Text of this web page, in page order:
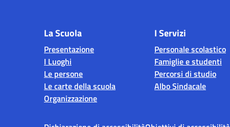
La Scuola
Presentazione
I Luoghi
Le persone
Le carte della scuola
Organizzazione
I Servizi
Personale scolastico
Famiglie e studenti
Percorsi di studio
Albo Sindacale